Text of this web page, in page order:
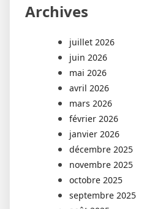
Archives
juillet 2026
juin 2026
mai 2026
avril 2026
mars 2026
février 2026
janvier 2026
décembre 2025
novembre 2025
octobre 2025
septembre 2025